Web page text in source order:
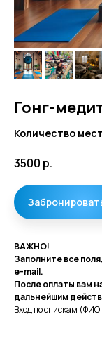
Гонг-
Количество
3500 р.
ВАЖНО!
Заполните все
e-mail.
После оплаты вам
дальнейшим
Вход по спискам (ФИО